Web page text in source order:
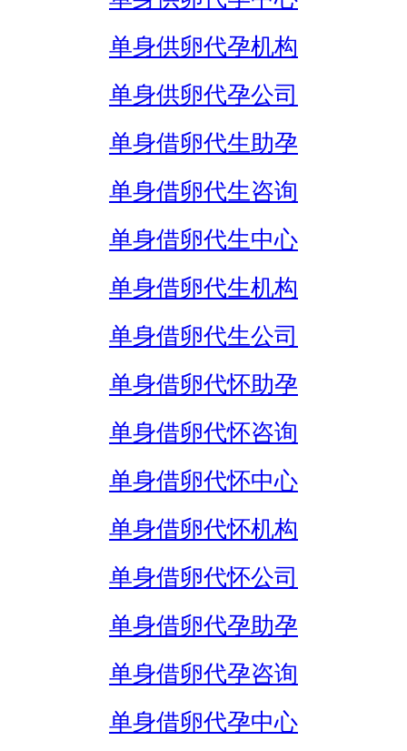
单身供卵代孕机构
单身供卵代孕公司
单身借卵代生助孕
单身借卵代生咨询
单身借卵代生中心
单身借卵代生机构
单身借卵代生公司
单身借卵代怀助孕
单身借卵代怀咨询
单身借卵代怀中心
单身借卵代怀机构
单身借卵代怀公司
单身借卵代孕助孕
单身借卵代孕咨询
单身借卵代孕中心